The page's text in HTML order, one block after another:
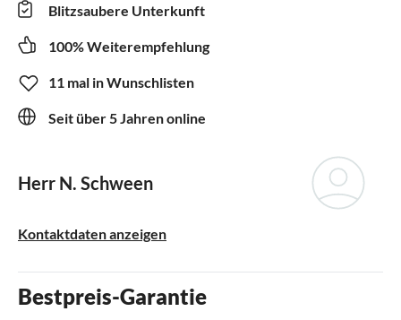
Blitzsaubere Unterkunft
100% Weiterempfehlung
11 mal in Wunschlisten
Seit über 5 Jahren online
Herr N. Schween
Kontaktdaten anzeigen
Bestpreis-Garantie